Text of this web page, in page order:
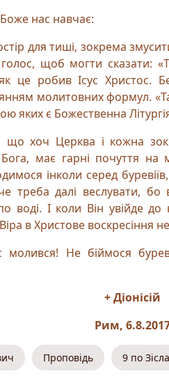
нас навчає:
для тиші, зокрема
щоб могти сказати:
це робив Ісус Христос.
молитовних формул.
яких є Божественна
що хоч Церква і кожна
Бога, має гарні почуття
інколи серед
треба далі веслувати, бо
воді. І коли Він увійде
в Христове воскресіння
молився! Не біймося
+ Діонісій
Рим,
Проповідь 9 по